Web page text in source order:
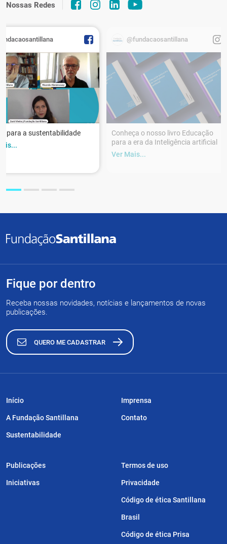
Nossas Redes
para a sustentabilidade
@fundacaosantillana
Conheça o nosso livro Educação
para a era da Inteligência artificial
Ver Mais...
Fique por dentro
Receba nossas novidades, notícias e lançamentos de novas
publicações.
QUERO ME CADASTRAR
Início
A Fundação Santillana
Sustentabilidade
Publicações
Iniciativas
Imprensa
Contato
Termos de uso
Privacidade
Código de ética Santillana
Brasil
Código de ética Prisa